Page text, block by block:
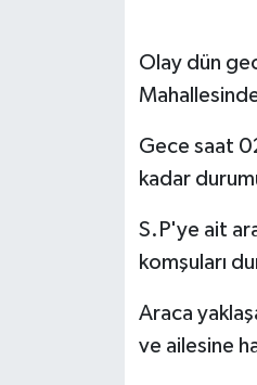
Olay dün
Gece saat
kadar
S.P'ye ait
komşuları
Araca
ve ailesine